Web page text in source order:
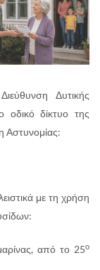
Δυτικής
οδικό δίκτυο της
Αστυνομίας:
με τη χρήση
από το 25ο